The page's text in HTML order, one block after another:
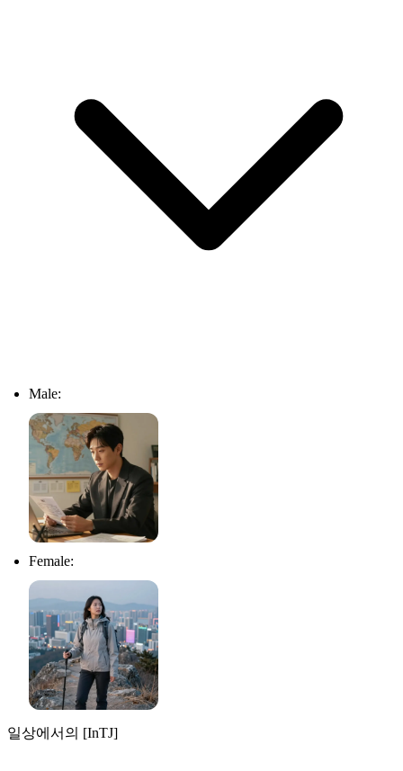
Male:
Female:
일상에서의 [InTJ]